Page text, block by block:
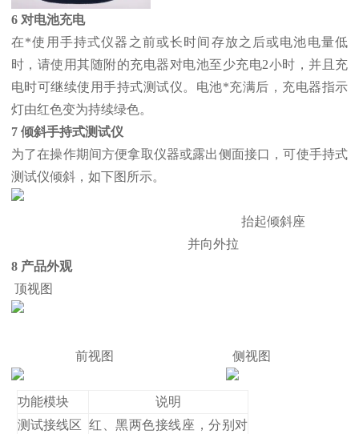
6 对电池充电
在*使用手持式仪器之前或长时间存放之后或电池电量低
时，请使用其随附的充电器对电池至少充电2小时，并且充
电时可继续使用手持式测试仪。电池*充满后，充电器指示
灯由红色变为持续绿色。
7 倾斜手持式测试仪
为了在操作期间方便拿取仪器或露出侧面接口，可使手持式
测试仪倾斜，如下图所示。
抬起倾斜座
并向外拉
8 产品外观
顶视图
前视图 侧视图
功能模块
说明
测试接线区 红、黑两色接线座，分别对